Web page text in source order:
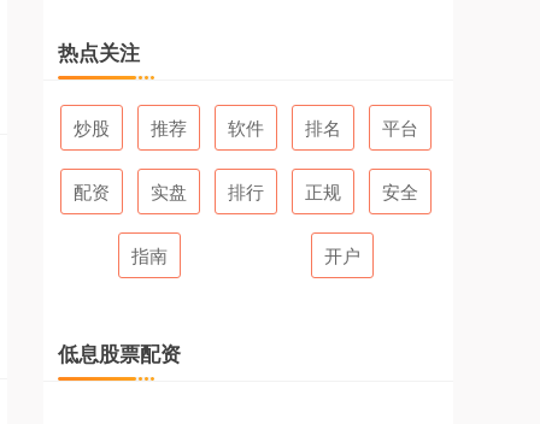
热点关注
炒股 推荐 软件 排名 平台
配资 实盘 排行 正规 安全
指南 开户
低息股票配资